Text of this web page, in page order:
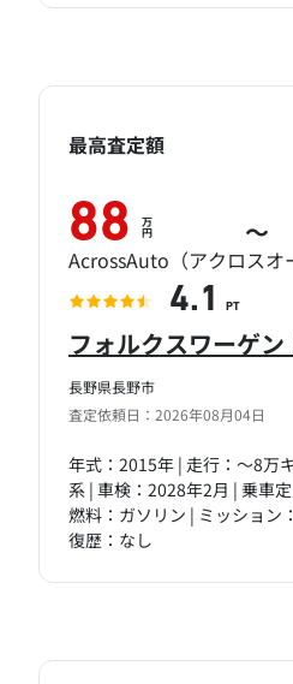
長野県長野市
査定依頼日：2026年08月04日
フォルクスワーゲン
年式：2015年 | 走行：～8万
系 | 車検：2028年2月 | 乗車
燃料：ガソリン | ミッション
復歴：なし
最高査定額
88 万
円 ～
AcrossAuto（アクロスオ
4.1 PT